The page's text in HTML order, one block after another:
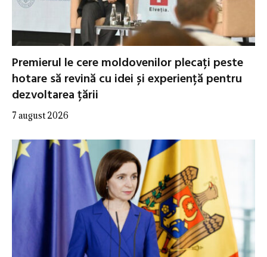
Premierul le cere moldovenilor plecați peste
hotare să revină cu idei și experiență pentru
dezvoltarea țării
7 august 2026